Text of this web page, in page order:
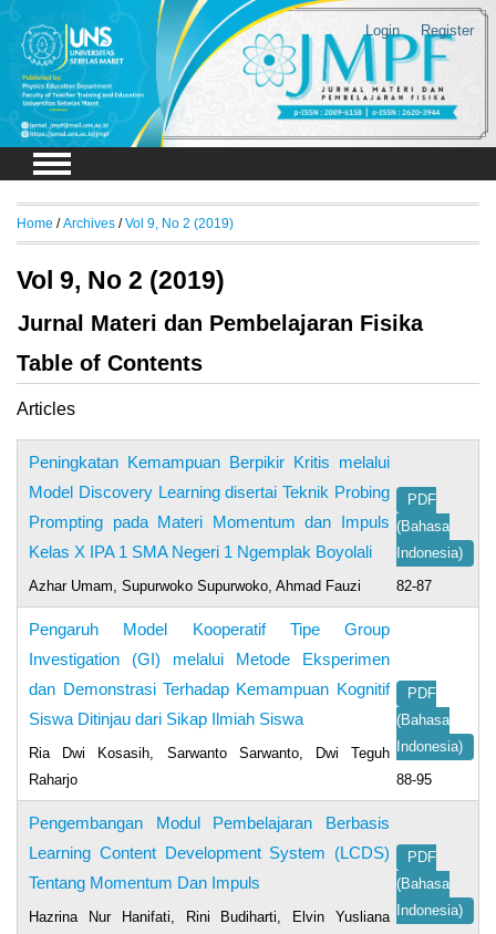
Login Register
Home /Archives /Vol 9, No 2 (2019)
Vol 9, No 2 (2019)
Jurnal Materi dan Pembelajaran Fisika
Table of Contents
Articles
Peningkatan Kemampuan Berpikir Kritis melalui
Model Discovery Learning disertai Teknik Probing
Prompting pada Materi Momentum dan Impuls
Kelas X IPA 1 SMA Negeri 1 Ngemplak Boyolali
Azhar Umam, Supurwoko Supurwoko, Ahmad Fauzi
PDF
(Bahasa
Indonesia)
82-87
Pengaruh Model Kooperatif Tipe Group
Investigation (GI) melalui Metode Eksperimen
dan Demonstrasi Terhadap Kemampuan Kognitif
Siswa Ditinjau dari Sikap Ilmiah Siswa
Ria Dwi Kosasih, Sarwanto Sarwanto, Dwi Teguh
Raharjo
PDF
(Bahasa
Indonesia)
88-95
Pengembangan Modul Pembelajaran Berbasis
Learning Content Development System (LCDS)
Tentang Momentum Dan Impuls
Hazrina Nur Hanifati, Rini Budiharti, Elvin Yusliana
PDF
(Bahasa
Indonesia)